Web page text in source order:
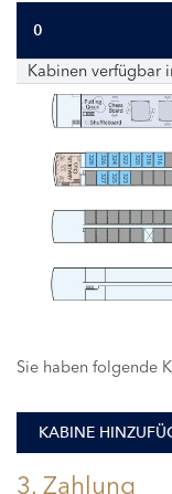
0
Kabinen verfügbar
316
318
320
322
323
324
325
326
327
328
Sie haben folgende
KABINE
3. Zahlung